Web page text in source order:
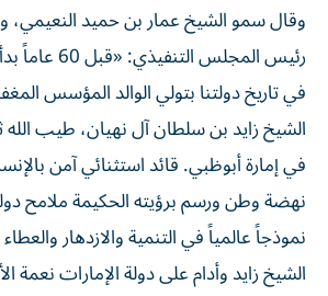
وقال سمو الشيخ عمار بن حميد
رئيس المجلس
في تاريخ دولتنا بتولي الوالد المؤسس
الشيخ زايد بن سلطان آل نهيان، طيب الله
في إمارة أبوظبي. قائد استثنائي آمن
نهضة وطن ورسم برؤيته الحكيمة ملامح
نموذجاً عالمياً في التنمية والازدهار
الشيخ زايد وأدام على دولة الإمارات نعمة